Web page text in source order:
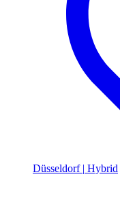
Düsseldorf | Hybrid